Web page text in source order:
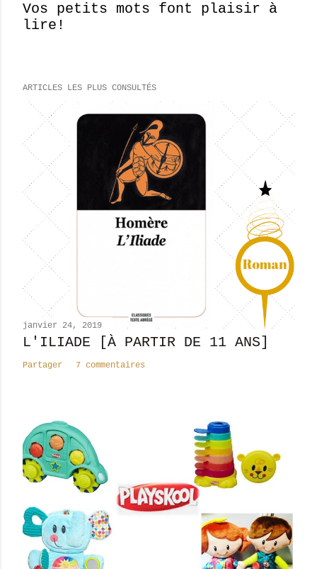
E
g
t
r
c
m
n
t
i
Vos petits mots font plaisir à
lire!
ARTICLES LES PLUS CONSULTÉS
janvier 24, 2019
L'ILIADE [À PARTIR DE 11 ANS]
Partager 7 commentaires